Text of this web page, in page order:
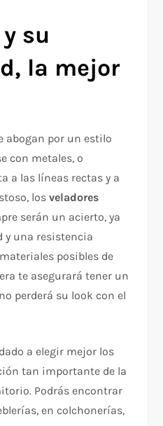
su
la mejor
abogan por un estilo
con metales, o
a las líneas rectas y a
losveladores
serán un acierto, ya
y una resistencia
posibles de
te asegurará tener un
perderá su look con el
a elegir mejor los
tan importante de la
Podrás encontrar
en colchonerías,